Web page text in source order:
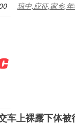
琼中,应征,家乡,
车上裸露下体被